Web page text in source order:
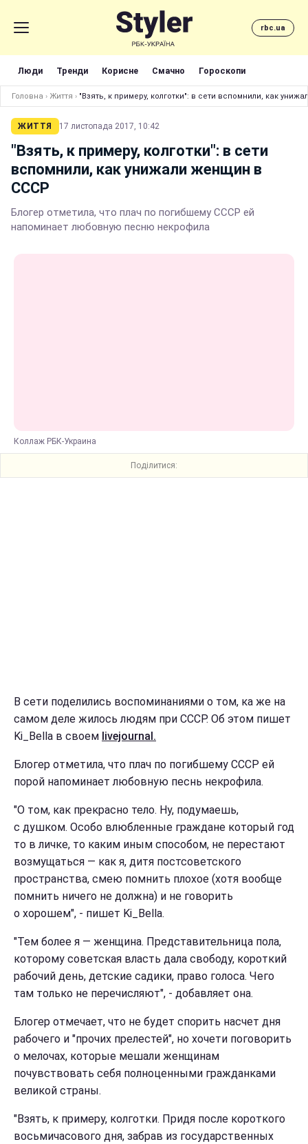
rbc.ua
Люди Тренди Корисне Смачно Гороскопи
Головна › Життя › "Взять, к примеру, колготки": в сети вспомнили, как
ЖИТТЯ 17 листопада 2017, 10:42
"Взять, к примеру, колготки": в сети
вспомнили, как унижали женщин в
СССР
Блогер отметила, что плач по погибшему СССР ей
напоминает любовную песню некрофила
Коллаж РБК-Украина
Поділитися:
В сети поделились воспоминаниями о том, ка же на
самом деле жилось людям при СССР. Об этом пишет
Ki_Bella в своем livejournal.
Блогер отметила, что плач по погибшему СССР ей
порой напоминает любовную песнь некрофила.
"О том, как прекрасно тело. Ну, подумаешь,
с душком. Особо влюбленные граждане который год
то в личке, то каким иным способом, не перестают
возмущаться — как я, дитя постсоветского
пространства, смею помнить плохое (хотя вообще
помнить ничего не должна) и не говорить
о хорошем", - пишет Ki_Bella.
"Тем более я — женщина. Представительница пола,
которому советская власть дала свободу, короткий
рабочий день, детские садики, право голоса. Чего
там только не перечисляют", - добавляет она.
Блогер отмечает, что не будет спорить насчет дня
рабочего и "прочих прелестей", но хочети поговорить
о мелочах, которые мешали женщинам
почувствовать себя полноценными гражданками
великой страны.
"Взять, к примеру, колготки. Придя после короткого
восьмичасового дня, забрав из государственных